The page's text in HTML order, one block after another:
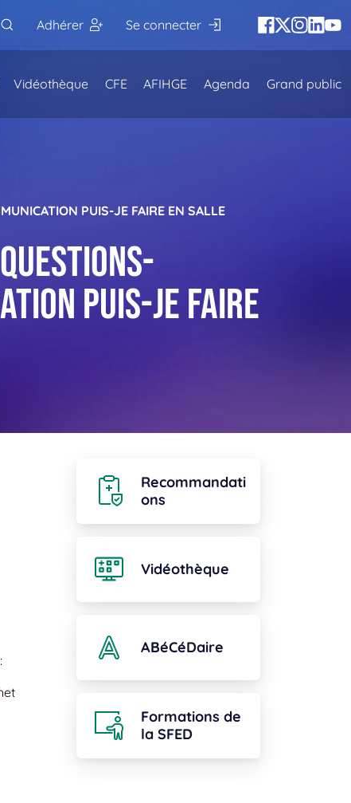
Adhérer Se connecter
Vidéothèque CFE AFIHGE Agenda Grand public
PUIS-JE FAIRE EN SALLE
puis-je faire
Recommandati
ons
Vidéothèque
ABéCéDaire
Formations de
la SFED